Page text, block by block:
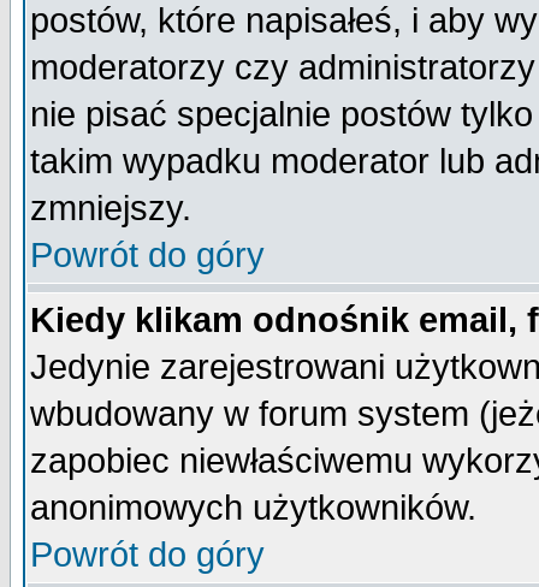
postów, które napisałeś, i aby
moderatorzy czy
nie pisać specjalnie postów
takim wypadku moderator lub
zmniejszy.
Powrót do góry
Kiedy klikam odnośnik email,
Jedynie zarejestrowani
wbudowany w forum system
zapobiec niewłaściwemu
anonimowych użytkowników.
Powrót do góry